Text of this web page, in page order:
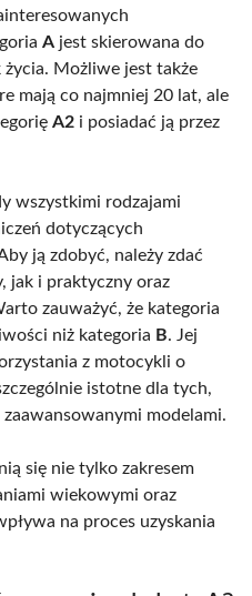
A jest skierowana do
Możliwe jest także
mają co najmniej 20 lat, ale
A2 i posiadać ją przez
wszystkimi rodzajami
dotyczących
ją zdobyć, należy zdać
jak i praktyczny oraz
zauważyć, że kategoria
niż kategoria B. Jej
z motocykli o
istotne dla tych,
modelami.
się nie tylko zakresem
wiekowymi oraz
na proces uzyskania